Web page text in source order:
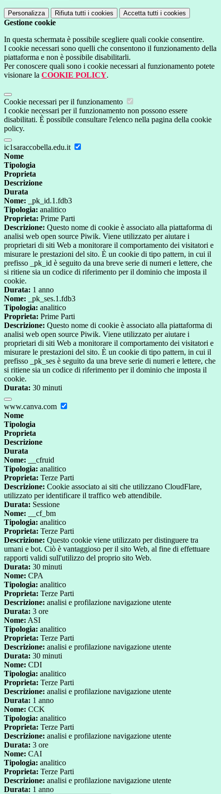
Personalizza Rifiuta tutti i cookies Accetta tutti i cookies
Gestione cookie
In questa schermata è possibile scegliere quali cookie consentire.
I cookie necessari sono quelli che consentono il funzionamento della
piattaforma e non è possibile disabilitarli.
Per conoscere quali sono i cookie necessari al funzionamento potete
visionare la COOKIE POLICY.
Cookie necessari per il funzionamento
I cookie necessari per il funzionamento non possono essere
disabilitati. È possibile consultare l'elenco nella pagina della cookie
policy.
ic1saraccobella.edu.it
Nome
Tipologia
Proprieta
Descrizione
Durata
Nome: _pk_id.1.fdb3
Tipologia: analitico
Proprieta: Prime Parti
Descrizione: Questo nome di cookie è associato alla piattaforma di
analisi web open source Piwik. Viene utilizzato per aiutare i
proprietari di siti Web a monitorare il comportamento dei visitatori e
misurare le prestazioni del sito. È un cookie di tipo pattern, in cui il
prefisso _pk_id è seguito da una breve serie di numeri e lettere, che
si ritiene sia un codice di riferimento per il dominio che imposta il
cookie.
Durata: 1 anno
Nome: _pk_ses.1.fdb3
Tipologia: analitico
Proprieta: Prime Parti
Descrizione: Questo nome di cookie è associato alla piattaforma di
analisi web open source Piwik. Viene utilizzato per aiutare i
proprietari di siti Web a monitorare il comportamento dei visitatori e
misurare le prestazioni del sito. È un cookie di tipo pattern, in cui il
prefisso _pk_ses è seguito da una breve serie di numeri e lettere, che
si ritiene sia un codice di riferimento per il dominio che imposta il
cookie.
Durata: 30 minuti
www.canva.com
Nome
Tipologia
Proprieta
Descrizione
Durata
Nome: __cfruid
Tipologia: analitico
Proprieta: Terze Parti
Descrizione: Cookie associato ai siti che utilizzano CloudFlare,
utilizzato per identificare il traffico web attendibile.
Durata: Sessione
Nome: __cf_bm
Tipologia: analitico
Proprieta: Terze Parti
Descrizione: Questo cookie viene utilizzato per distinguere tra
umani e bot. Ciò è vantaggioso per il sito Web, al fine di effettuare
rapporti validi sull'utilizzo del proprio sito Web.
Durata: 30 minuti
Nome: CPA
Tipologia: analitico
Proprieta: Terze Parti
Descrizione: analisi e profilazione navigazione utente
Durata: 3 ore
Nome: ASI
Tipologia: analitico
Proprieta: Terze Parti
Descrizione: analisi e profilazione navigazione utente
Durata: 30 minuti
Nome: CDI
Tipologia: analitico
Proprieta: Terze Parti
Descrizione: analisi e profilazione navigazione utente
Durata: 1 anno
Nome: CCK
Tipologia: analitico
Proprieta: Terze Parti
Descrizione: analisi e profilazione navigazione utente
Durata: 3 ore
Nome: CAI
Tipologia: analitico
Proprieta: Terze Parti
Descrizione: analisi e profilazione navigazione utente
Durata: 1 anno